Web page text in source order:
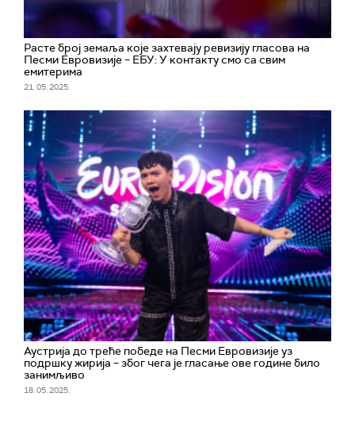
Расте број земаља које захтевају ревизију гласова на
Песми Евровизије – ЕБУ: У контакту смо са свим
емитерима
21. 05. 2025.
Аустрија до треће победе на Песми Евровизије уз
подршку жирија – због чега је гласање ове године било
занимљиво
18. 05. 2025.